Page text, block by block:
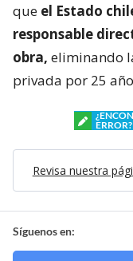
que el Estado
responsable
obra, eliminando
privada por 25
ERROR?
Revisa nuestra
Síguenos en: